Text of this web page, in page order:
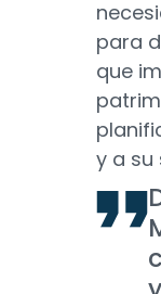
para
que
y a su